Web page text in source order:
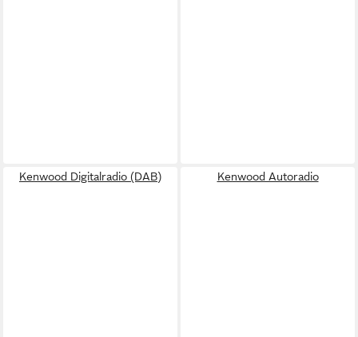
Kenwood Digitalradio (DAB) Kenwood Autoradio